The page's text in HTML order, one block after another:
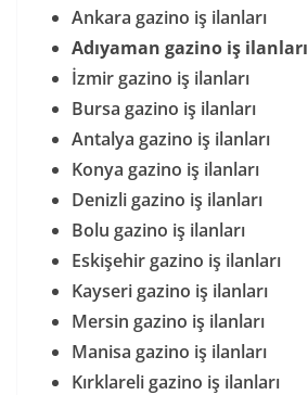
Ankara gazino iş ilanları
Adıyaman gazino iş ilanları
İzmir gazino iş ilanları
Bursa gazino iş ilanları
Antalya gazino iş ilanları
Konya gazino iş ilanları
Denizli gazino iş ilanları
Bolu gazino iş ilanları
Eskişehir gazino iş ilanları
Kayseri gazino iş ilanları
Mersin gazino iş ilanları
Manisa gazino iş ilanları
Kırklareli gazino iş ilanları